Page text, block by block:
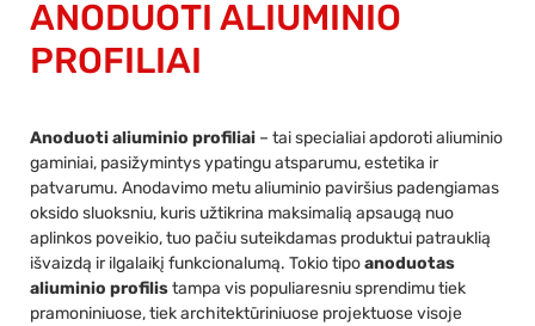
ANODUOTI ALIUMINIO
PROFILIAI
Anoduoti aliuminio profiliai – tai specialiai apdoroti aliuminio
gaminiai, pasižymintys ypatingu atsparumu, estetika ir
patvarumu. Anodavimo metu aliuminio paviršius padengiamas
oksido sluoksniu, kuris užtikrina maksimalią apsaugą nuo
aplinkos poveikio, tuo pačiu suteikdamas produktui patrauklią
išvaizdą ir ilgalaikį funkcionalumą. Tokio tipoanoduotas
aliuminio profilistampa vis populiaresniu sprendimu tiek
pramoniniuose, tiek architektūriniuose projektuose visoje